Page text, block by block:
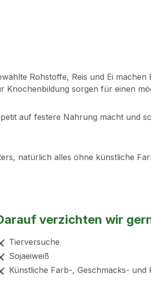
Rohstoffe, Reis und Ei
sorgen für einen
auf festere Nahrung macht und
natürlich alles ohne künstliche
verzichten wir
Tierversuche
Sojaeiweiß
Künstliche Farb-, Geschmacks- und